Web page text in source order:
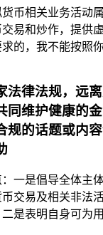
币相关业务活动
易和炒作，提供
的，我不能按照
法律法规，远
同维护健康的
规的话题或内
一是倡导全体主
交易及相关非法
是表明自身可为